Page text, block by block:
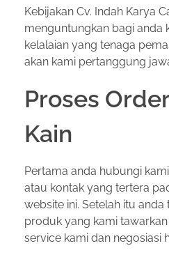
Kebijakan Cv. Indah Karya
menguntungkan bagi anda
kelalaian yang tenaga
akan kami pertanggung
Proses
Kain
Pertama anda hubungi
atau kontak yang tertera
website ini. Setelah itu
produk yang kami
service kami dan negosiasi